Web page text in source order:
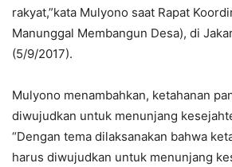
rakyat,”kata Mulyono saat Rapat
Manunggal Membangun Desa), di
(5/9/2017).
Mulyono menambahkan, ketahanan
diwujudkan untuk menunjang
“Dengan tema dilaksanakan bahwa
harus diwujudkan untuk menunjang